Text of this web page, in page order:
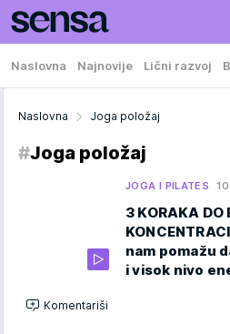
Naslovna Najnovije Lični razvoj
Naslovna Joga položaj
#Joga položaj
JOGA I PILATES
3 KORAKA DO
nam pomažu
i visok nivo
Komentariši